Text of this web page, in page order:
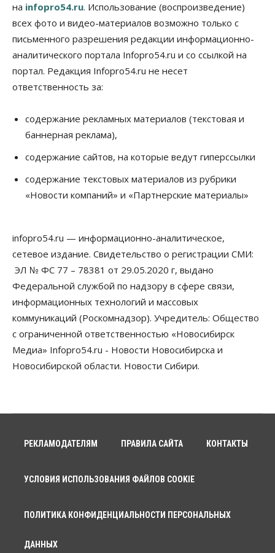
на infopro54.ru. Использование (воспроизведение)
всех фото и видео-материалов возможно только с
письменного разрешения редакции информационно-
аналитического портала Infopro54.ru и со ссылкой на
портал. Редакция Infopro54.ru не несет
ответственность за:
содержание рекламных материалов (текстовая и
баннерная реклама),
содержание сайтов, на которые ведут гиперссылки
содержание текстовых материалов из рубрики
«Новости компаний» и «Партнерские материалы»
infopro54.ru — информационно-аналитическое,
сетевое издание. Свидетельство о регистрации СМИ:
ЭЛ № ФС 77 – 78381 от 29.05.2020 г, выдано
Федеральной службой по надзору в сфере связи,
информационных технологий и массовых
коммуникаций (Роскомнадзор). Учредитель: Общество
с ограниченной ответственностью «Новосибирск
Медиа» Infopro54.ru - Новости Новосибирска и
Новосибирской области. Новости Сибири.
РЕКЛАМОДАТЕЛЯМ ПРАВИЛА САЙТА КОНТАКТЫ
УСЛОВИЯ ИСПОЛЬЗОВАНИЯ ФАЙЛОВ COOKIE
ПОЛИТИКА КОНФИДЕНЦИАЛЬНОСТИ ПЕРСОНАЛЬНЫХ
ДАННЫХ